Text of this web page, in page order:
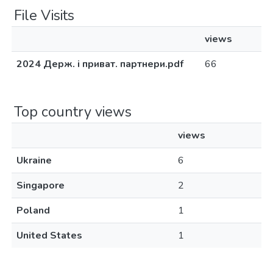
File Visits
views
2024 Держ. і приват. партнери.pdf
66
Top country views
views
Ukraine
6
Singapore
2
Poland
1
United States
1